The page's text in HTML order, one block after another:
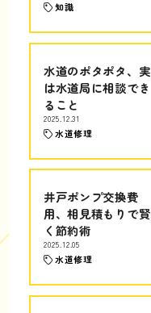
知識
水道のポタポタ、実
は水道局に相談でき
ること
2025.12.31
水道修理
井戸ポンプ交換費
用、相見積もりで賢
く節約術
2025.12.05
水道修理